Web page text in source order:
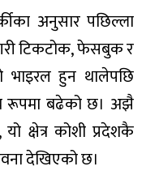
अनुसार पछिल्ला
टिकटोक, फेसबुक र
भाइरल हुन थालेपछि
रूपमा बढेको छ। अझै
क्षेत्र कोशी प्रदेशकै
देखिएको छ।